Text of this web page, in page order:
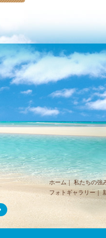
ホーム
私たちの強
フォトギャラリー｜